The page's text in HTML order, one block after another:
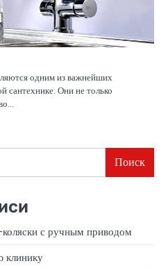
одним из важнейших
сантехнике. Они не только
Поиск
с ручным приводом
клинику